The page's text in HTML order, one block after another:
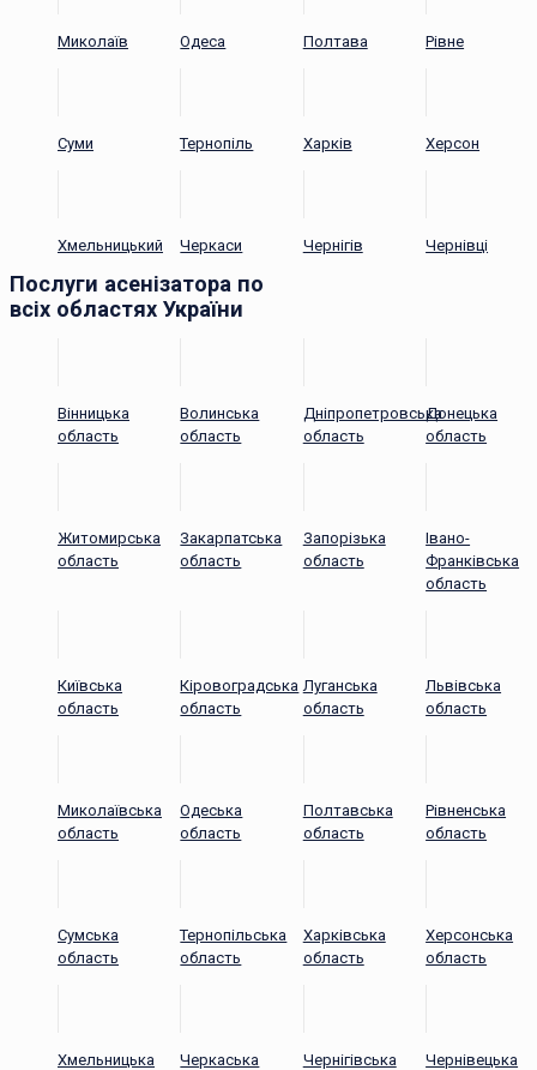
Миколаїв Одеса Полтава Рівне
Суми Тернопіль Харків Херсон
Хмельницький Черкаси Чернігів Чернівці
Послуги асенізатора по
всіх областях України
Вінницька
область
Волинська
область
Дніпропетровська
область
Донецька
область
Житомирська
область
Закарпатська
область
Запорізька
область
Івано-
Франківська
область
Київська
область
Кіровоградська
область
Луганська
область
Львівська
область
Миколаївська
область
Одеська
область
Полтавська
область
Рівненська
область
Сумська
область
Тернопільська
область
Харківська
область
Херсонська
область
Хмельницька
Черкаська
Чернігівська
Чернівецька